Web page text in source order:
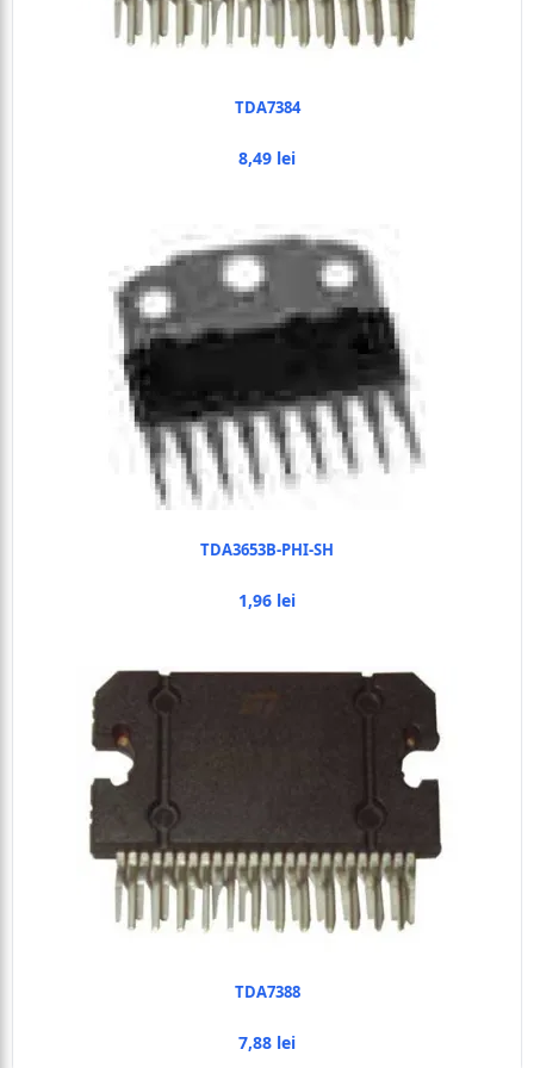
TDA7384
8,49 lei
TDA3653B-PHI-SH
1,96 lei
TDA7388
7,88 lei